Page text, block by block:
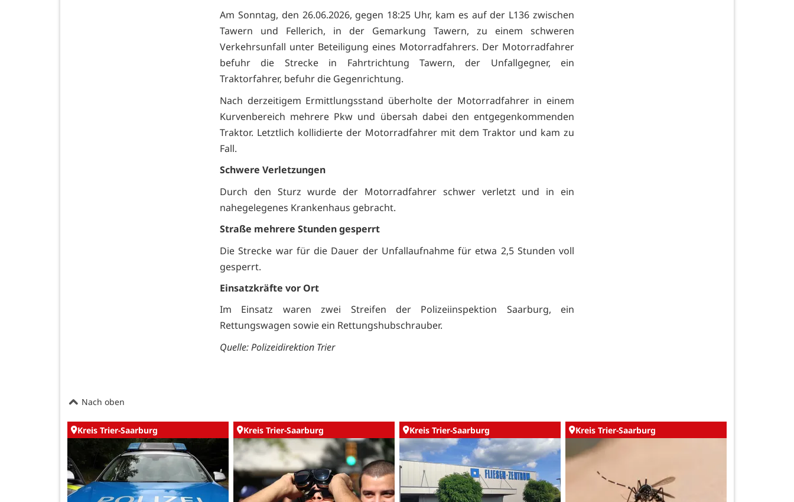
Am Sonntag, den 26.06.2026, gegen 18:25 Uhr, kam es auf der L136 zwischen
Tawern und Fellerich, in der Gemarkung Tawern, zu einem schweren
Verkehrsunfall unter Beteiligung eines Motorradfahrers. Der Motorradfahrer
befuhr die Strecke in Fahrtrichtung Tawern, der Unfallgegner, ein
Traktorfahrer, befuhr die Gegenrichtung.
Nach derzeitigem Ermittlungsstand überholte der Motorradfahrer in einem
Kurvenbereich mehrere Pkw und übersah dabei den entgegenkommenden
Traktor. Letztlich kollidierte der Motorradfahrer mit dem Traktor und kam zu
Fall.
Schwere Verletzungen
Durch den Sturz wurde der Motorradfahrer schwer verletzt und in ein
nahegelegenes Krankenhaus gebracht.
Straße mehrere Stunden gesperrt
Die Strecke war für die Dauer der Unfallaufnahme für etwa 2,5 Stunden voll
gesperrt.
Einsatzkräfte vor Ort
Im Einsatz waren zwei Streifen der Polizeiinspektion Saarburg, ein
Rettungswagen sowie ein Rettungshubschrauber.
Quelle:Polizeidirektion Trier
Nach oben
Kreis Trier-Saarburg Kreis Trier-Saarburg Kreis Trier-Saarburg Kreis Trier-Saarburg